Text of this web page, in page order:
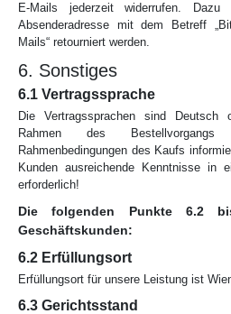
E-Mails jederzeit widerrufen.
Absenderadresse mit dem Betreff
Mails“ retourniert werden.
6. Sonstiges
6.1 Vertragssprache
Die Vertragssprachen sind
Rahmen des
Rahmenbedingungen des Kaufs
Kunden ausreichende Kenntnisse in
erforderlich!
Die folgenden Punkte 6.2
Geschäftskunden:
6.2 Erfüllungsort
Erfüllungsort für unsere Leistung ist
6.3 Gerichtsstand